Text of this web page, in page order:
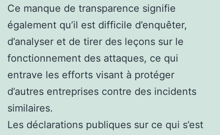
Ce manque de transparence signifie
également qu’il est difficile d’enquêter,
d’analyser et de tirer des leçons sur le
fonctionnement des attaques, ce qui
entrave les efforts visant à protéger
d’autres entreprises contre des incidents
similaires.
Les déclarations publiques sur ce qui s’est